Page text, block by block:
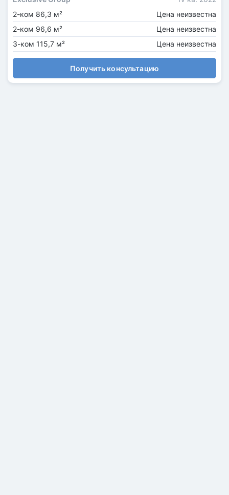
2-ком 86,3 м²
Цена неизвестна
2-ком 96,6 м²
Цена неизвестна
3-ком 115,7 м²
Цена неизвестна
Получить консультацию